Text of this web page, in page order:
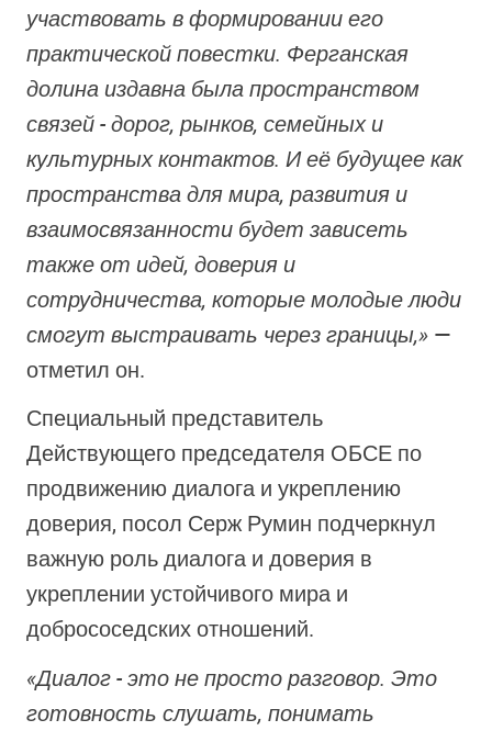
участвовать в формировании его
практической повестки. Ферганская
долина издавна была пространством
связей - дорог, рынков, семейных и
культурных контактов. И её будущее как
пространства для мира, развития и
взаимосвязанности будет зависеть
также от идей, доверия и
сотрудничества, которые молодые люди
смогут выстраивать через границы,» —
отметил он.
Специальный представитель
Действующего председателя ОБСЕ по
продвижению диалога и укреплению
доверия, посол Серж Румин подчеркнул
важную роль диалога и доверия в
укреплении устойчивого мира и
добрососедских отношений.
«Диалог - это не просто разговор. Это
готовность слушать, понимать